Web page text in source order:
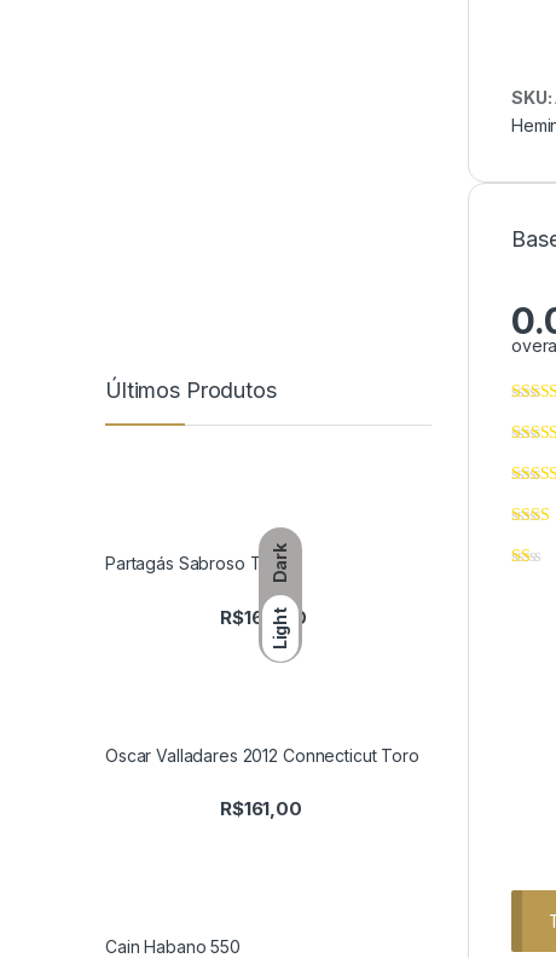
Dark
Light
SKU:
Últimos Produtos
Partagás Sabroso Tubo
R$165,00
Oscar Valladares 2012 Connecticut Toro
R$161,00
Cain Habano 550